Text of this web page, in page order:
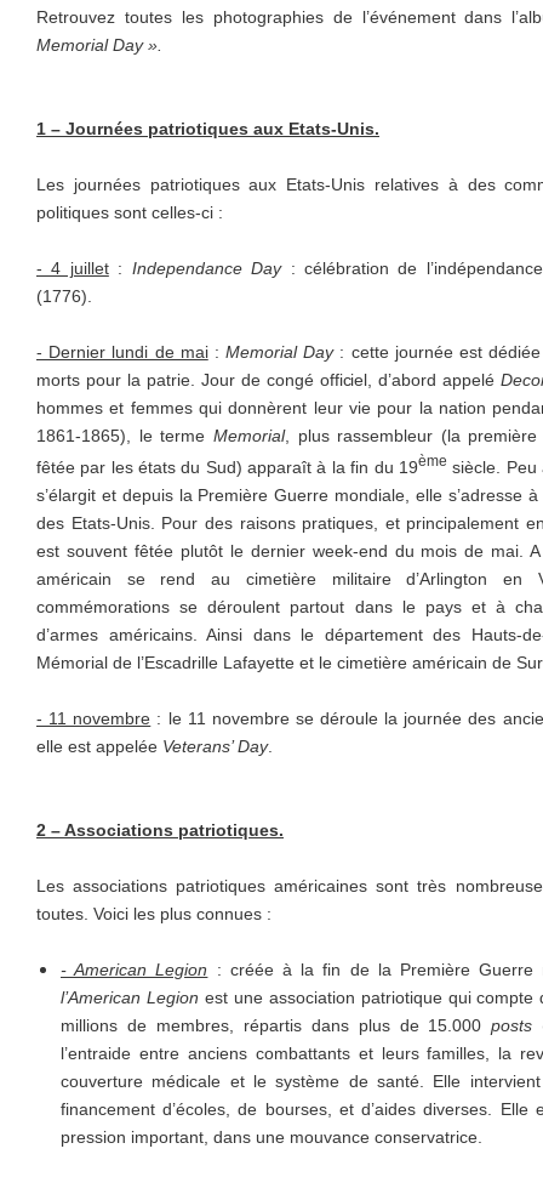
Retrouvez toutes les photographies de l’événement dans
Memorial Day ».
1 – Journées patriotiques aux Etats-Unis.
Les journées patriotiques aux Etats-Unis relatives à des
politiques sont celles-ci :
- 4 juillet: Independance Day: célébration de
(1776).
- Dernier lundi de mai:Memorial Day: cette journée est
morts pour la patrie. Jour de congé officiel, d’abord appelé
hommes et femmes qui donnèrent leur vie pour la nation
1861-1865), le terme Memorial, plus rassembleur (la
fêtée par les états du Sud) apparaît à la fin du 19ème siècle. Peu
s’élargit et depuis la Première Guerre mondiale, elle s’adresse
des Etats-Unis. Pour des raisons pratiques, et principalement
est souvent fêtée plutôt le dernier week-end du mois de mai.
américain se rend au cimetière militaire d’Arlington
commémorations se déroulent partout dans le pays et à
d’armes américains. Ainsi dans le département des Hauts-
Mémorial de l’Escadrille Lafayette et le cimetière américain de
- 11 novembre : le 11 novembre se déroule la journée des
elle est appelée Veterans’ Day.
2 – Associations patriotiques.
Les associations patriotiques américaines sont très
toutes. Voici les plus connues :
- American Legion : créée à la fin de la Première Guerre
l’American Legion est une association patriotique qui
millions de membres, répartis dans plus de 15.000posts
l’entraide entre anciens combattants et leurs familles, la
couverture médicale et le système de santé. Elle
financement d’écoles, de bourses, et d’aides diverses.
pression important, dans une mouvance conservatrice.